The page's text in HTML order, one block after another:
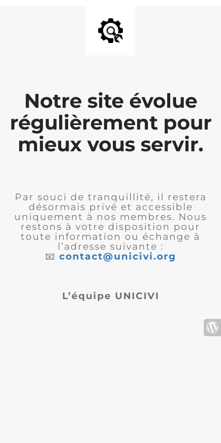
Notre site évolue
régulièrement pour
mieux vous servir.
Par souci de tranquillité, il restera
désormais privé et accessible
uniquement à nos membres. Nous
restons à votre disposition pour
toute information ou échange à
l’adresse suivante :
📧 contact@unicivi.org
L’équipe UNICIVI